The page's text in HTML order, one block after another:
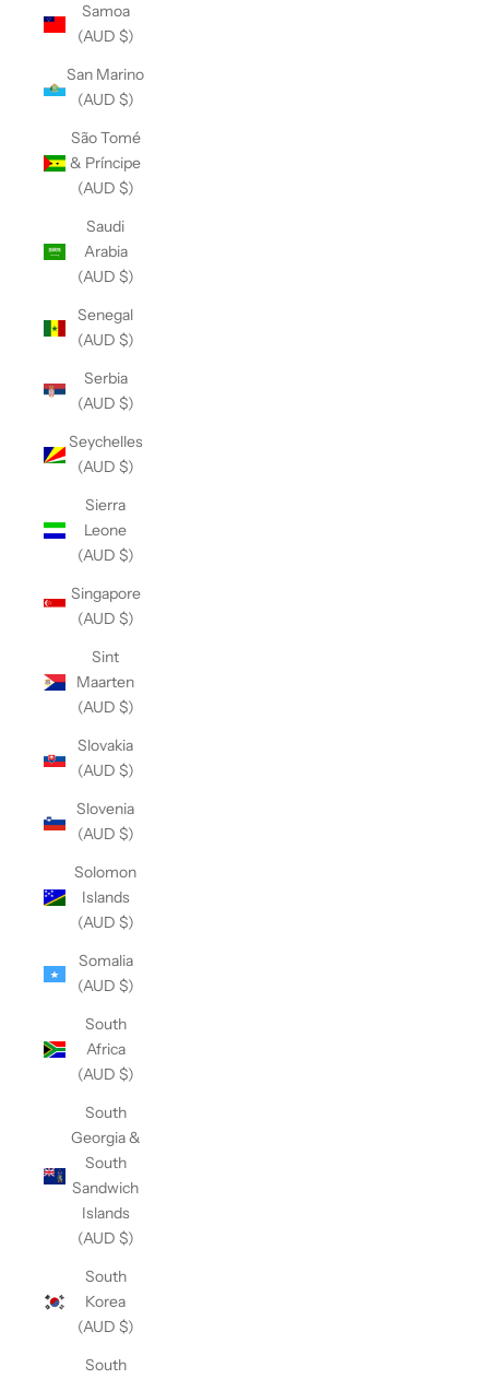
Samoa
(AUD $)
San Marino
(AUD $)
São Tomé
& Príncipe
(AUD $)
Saudi
Arabia
(AUD $)
Senegal
(AUD $)
Serbia
(AUD $)
Seychelles
(AUD $)
Sierra
Leone
(AUD $)
Singapore
(AUD $)
Sint
Maarten
(AUD $)
Slovakia
(AUD $)
Slovenia
(AUD $)
Solomon
Islands
(AUD $)
Somalia
(AUD $)
South
Africa
(AUD $)
South
Georgia &
South
Sandwich
Islands
(AUD $)
South
Korea
(AUD $)
South